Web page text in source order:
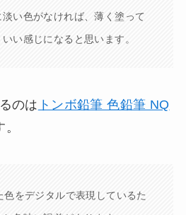
い色がなければ、薄く塗って
い感じになると思います。
のは トンボ鉛筆 色鉛筆 NQ
をデジタルで表現しているた